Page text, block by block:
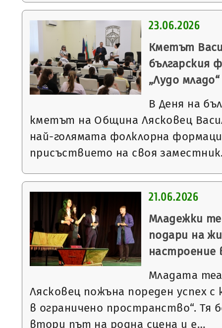
23.06.2026
Кметът
българския
„Лудо младо“
В Деня на
кметът на Община Лясковец
най-голямата фолклорна
присъствието на своя
21.06.2026
Младежки
подари на
настроение
Младата
Лясковец пожъна пореден успех
в ограничено пространство“. Тя
втори път на родна сцена и е…